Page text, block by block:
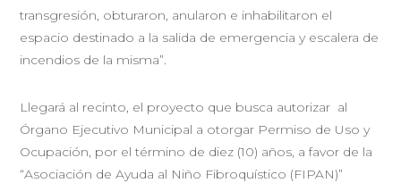
transgresión, obturaron, anularon e inhabilitaron el
espacio destinado a la salida de emergencia y escalera de
incendios de la misma”.
Llegará al recinto, el proyecto que busca autorizar al
Órgano Ejecutivo Municipal a otorgar Permiso de Uso y
Ocupación, por el término de diez (10) años, a favor de la
“Asociación de Ayuda al Niño Fibroquístico (FIPAN)”